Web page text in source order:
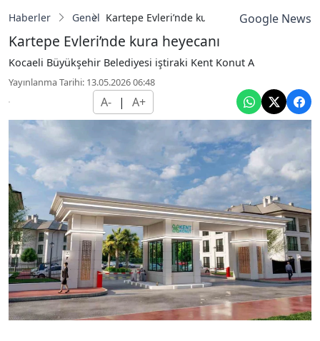
Haberler Genel Kartepe Evleri’nde kura heyecanıGoogle News
Kartepe Evleri’nde kura heyecanı
Kocaeli Büyükşehir Belediyesi iştiraki Kent Konut A
Yayınlanma Tarihi: 13.05.2026 06:48
A- | A+